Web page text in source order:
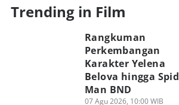
Trending in Film
Rangkuman
Perkembangan
Karakter Yelena
Belova hingga
Man BND
07 Agu 2026, 10:00 WIB